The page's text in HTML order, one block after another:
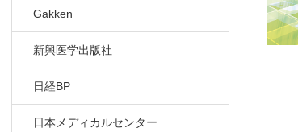
Gakken
新興医学出版社
日経BP
日本メディカルセンター